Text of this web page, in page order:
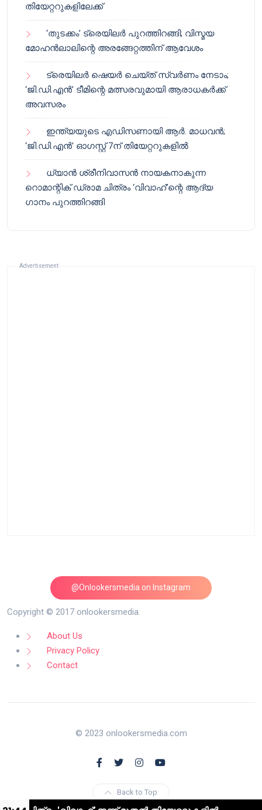
തിയേറ്ററുകളിലേക്ക്
‘തുടക്കം’ ട്രെയിലർ പുറത്തിറങ്ങി; വിസ്മയ
മോഹൻലാലിന്റെ അരങ്ങേറ്റത്തിന് ആവേശം
ട്രെയിലർ ഷെയർ ചെയ്‌ത് സ്വർണം നേടാം;
‘ജി.ഡി.എൻ’ ടീമിന്റെ മത്സരവുമായി ആരാധകർക്ക്
അവസരം
ഇന്ത്യയുടെ എഡിസണായി ആർ. മാധവൻ;
‘ജി.ഡി.എൻ’ ഓഗസ്റ്റ് 7ന് തിയേറ്ററുകളിൽ
ധ്യാൻ ശ്രീനിവാസൻ നായകനാകുന്ന
റൊമാന്റിക് ഡ്രാമ ചിത്രം ‘വിവാഹ്’ന്റെ ആദ്യ
ഗാനം പുറത്തിറങ്ങി
Advertisement
@Onlookersmedia on Instagram
Follow on Instagram
Copyright © 2017 onlookersmedia.
About Us
Privacy Policy
Contact
© 2023 onlookersmedia.com
Back to Top